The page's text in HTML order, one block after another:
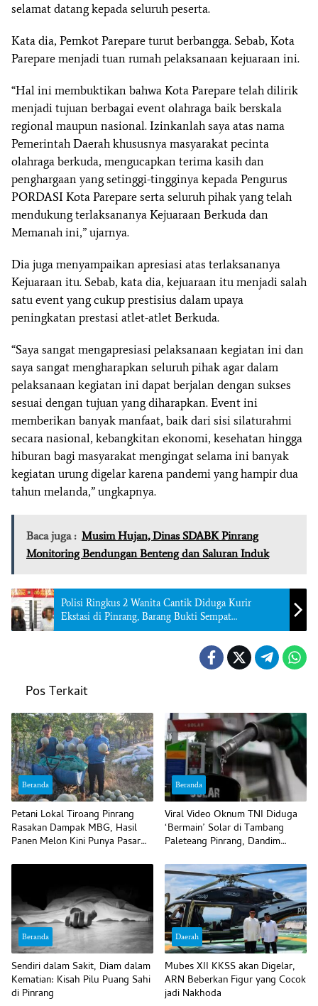
selamat datang kepada seluruh peserta.
Kata dia, Pemkot Parepare turut berbangga. Sebab, Kota
Parepare menjadi tuan rumah pelaksanaan kejuaraan ini.
“Hal ini membuktikan bahwa Kota Parepare telah dilirik
menjadi tujuan berbagai event olahraga baik berskala
regional maupun nasional. Izinkanlah saya atas nama
Pemerintah Daerah khususnya masyarakat pecinta
olahraga berkuda, mengucapkan terima kasih dan
penghargaan yang setinggi-tingginya kepada Pengurus
PORDASI Kota Parepare serta seluruh pihak yang telah
mendukung terlaksananya Kejuaraan Berkuda dan
Memanah ini,” ujarnya.
Dia juga menyampaikan apresiasi atas terlaksananya
Kejuaraan itu. Sebab, kata dia, kejuaraan itu menjadi salah
satu event yang cukup prestisius dalam upaya
peningkatan prestasi atlet-atlet Berkuda.
“Saya sangat mengapresiasi pelaksanaan kegiatan ini dan
saya sangat mengharapkan seluruh pihak agar dalam
pelaksanaan kegiatan ini dapat berjalan dengan sukses
sesuai dengan tujuan yang diharapkan. Event ini
memberikan banyak manfaat, baik dari sisi silaturahmi
secara nasional, kebangkitan ekonomi, kesehatan hingga
hiburan bagi masyarakat mengingat selama ini banyak
kegiatan urung digelar karena pandemi yang hampir dua
tahun melanda,” ungkapnya.
Baca juga : Musim Hujan, Dinas SDABK Pinrang
Monitoring Bendungan Benteng dan Saluran Induk
Polisi Ringkus 2 Wanita Cantik Diduga Kurir
Ekstasi di Pinrang, Barang Bukti Sempat
Disembunyikan
Pos Terkait
Beranda
Petani Lokal Tiroang Pinrang
Rasakan Dampak MBG, Hasil
Panen Melon Kini Punya Pasar
Beranda
Viral Video Oknum TNI Diduga
‘Bermain’ Solar di Tambang
Paleteang Pinrang, Dandim
Beranda
Sendiri dalam Sakit, Diam dalam
Kematian: Kisah Pilu Puang Sahi
di Pinrang
Daerah
Mubes XII KKSS akan Digelar,
ARN Beberkan Figur yang Cocok
jadi Nakhoda